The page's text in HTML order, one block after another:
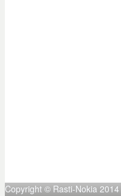
Copyright © Rasti-Nokia 2014